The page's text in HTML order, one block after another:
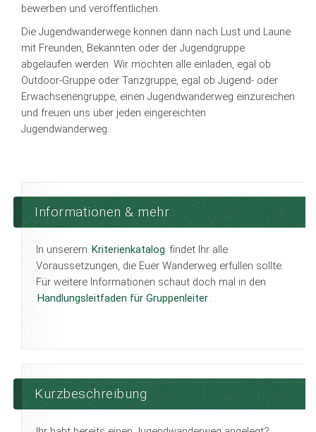
bewerben und veröffentlichen.
Die Jugendwanderwege können dann nach Lust und Laune
mit Freunden, Bekannten oder der Jugendgruppe
abgelaufen werden. Wir möchten alle einladen, egal ob
Outdoor-Gruppe oder Tanzgruppe, egal ob Jugend- oder
Erwachsenengruppe, einen Jugendwanderweg einzureichen
und freuen uns über jeden eingereichten
Jugendwanderweg.
Informationen & mehr
In unserem Kriterienkatalog findet Ihr alle
Voraussetzungen, die Euer Wanderweg erfüllen sollte.
Für weitere Informationen schaut doch mal in den
Handlungsleitfaden für Gruppenleiter.
Kurzbeschreibung